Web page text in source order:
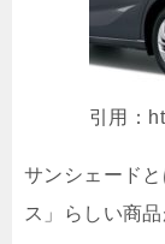
引用：
サンシェード
ス」らしい商